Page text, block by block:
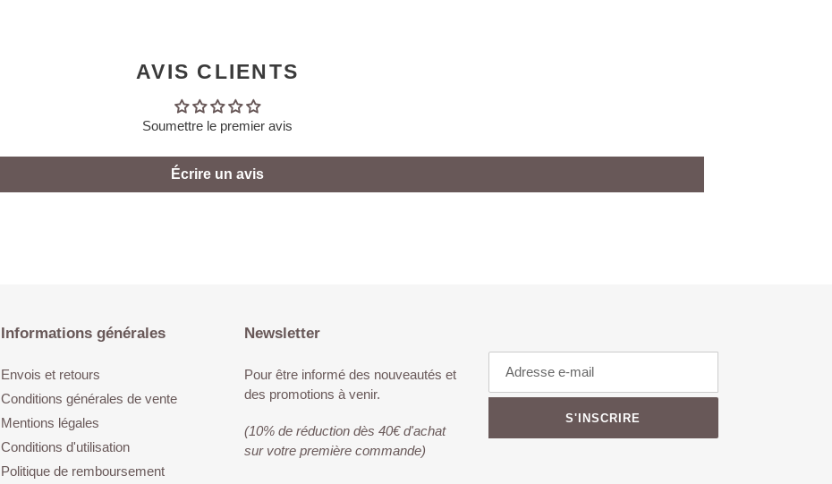
AVIS CLIENTS
Soumettre le premier avis
Écrire un avis
Informations générales
Envois et retours
Conditions générales de vente
Mentions légales
Conditions d'utilisation
Politique de remboursement
Newsletter
Pour être informé des nouveautés et
des promotions à venir.
(10% de réduction dès 40€ d'achat
sur votre première commande)
S'INSCRIRE